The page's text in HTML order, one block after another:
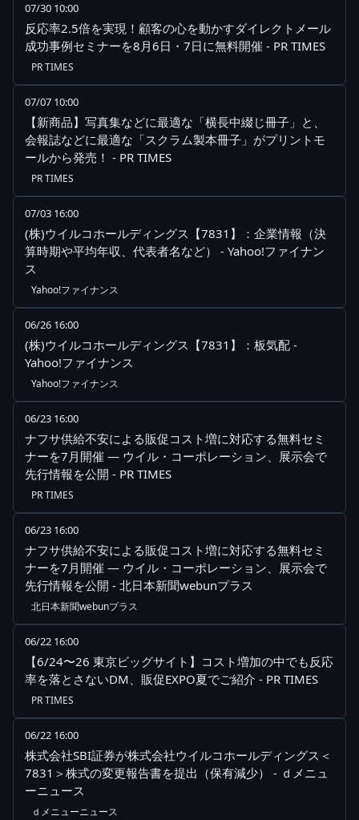
07/30 10:00
反応率2.5倍を実現！顧客の心を動かすダイレクトメール
成功事例セミナーを8月6日・7日に無料開催 - PR TIMES
PR TIMES
07/07 10:00
【新商品】写真集などに最適な「横長中綴じ冊子」と、
会報誌などに最適な「スクラム製本冊子」がプリントモ
ールから発売！ - PR TIMES
PR TIMES
07/03 16:00
(株)ウイルコホールディングス【7831】：企業情報（決
算時期や平均年収、代表者名など） - Yahoo!ファイナン
ス
Yahoo!ファイナンス
06/26 16:00
(株)ウイルコホールディングス【7831】：板気配 -
Yahoo!ファイナンス
Yahoo!ファイナンス
06/23 16:00
ナフサ供給不安による販促コスト増に対応する無料セミ
ナーを7月開催 ― ウイル・コーポレーション、展示会で
先行情報を公開 - PR TIMES
PR TIMES
06/23 16:00
ナフサ供給不安による販促コスト増に対応する無料セミ
ナーを7月開催 ― ウイル・コーポレーション、展示会で
先行情報を公開 - 北日本新聞webunプラス
北日本新聞webunプラス
06/22 16:00
【6/24〜26 東京ビッグサイト】コスト増加の中でも反応
率を落とさないDM、販促EXPO夏でご紹介 - PR TIMES
PR TIMES
06/22 16:00
株式会社SBI証券が株式会社ウイルコホールディングス＜
7831＞株式の変更報告書を提出（保有減少） - ｄメニュ
ーニュース
ｄメニューニュース